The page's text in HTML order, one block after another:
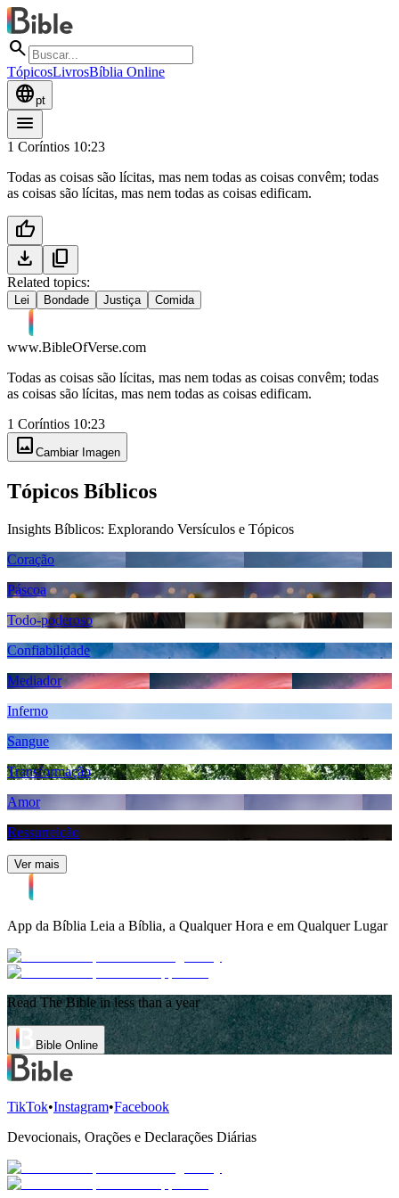
search
TópicosLivrosBíblia Online
languagept
menu
1 Coríntios 10:23
Todas as coisas são lícitas, mas nem todas as coisas convêm; todas
as coisas são lícitas, mas nem todas as coisas edificam.
thumb_up
download
content_copy
Related topics:
Lei Bondade Justiça Comida
www.BibleOfVerse.com
Todas as coisas são lícitas, mas nem todas as coisas convêm; todas
as coisas são lícitas, mas nem todas as coisas edificam.
1 Coríntios 10:23
image Cambiar Imagen
Tópicos Bíblicos
Insights Bíblicos: Explorando Versículos e Tópicos
Coração
Páscoa
Todo-poderoso
Confiabilidade
Mediador
Inferno
Sangue
Transformação
Amor
Ressurreição
Ver mais
App da Bíblia Leia a Bíblia, a Qualquer Hora e em Qualquer Lugar
Read The Bible in less than a year
Bible Online
TikTok•Instagram•Facebook
Devocionais, Orações e Declarações Diárias